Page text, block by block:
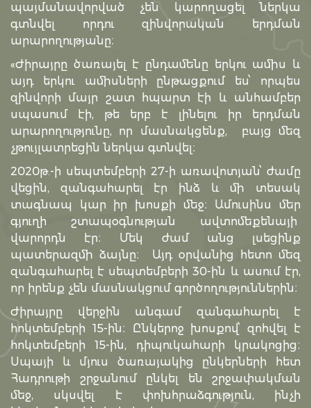
պայմանավորված չեն կարողացել ներկա
գտնվել որդու զինվորական երդման
արարողությանը։
«Ժիրայրը ծառայել է ընդամենը երկու ամիս և
այդ երկու ամիսների ընթացքում ես՝ որպես
զինվորի մայր շատ հպարտ էի և անհամբեր
սպասում էի, թե երբ է լինելու իր երդման
արարողությունը, որ մասնակցենք, բայց մեզ
չթույլատրեցին ներկա գտնվել։
2020թ.-ի սեպտեմբերի 27-ի առավոտյան՝ ժամը
վեցին, զանգահարել էր ինձ և մի տեսակ
տագնապ կար իր խոսքի մեջ։ Ամուսինս մեր
գյուղի շտապօգնության ավտոմեքենայի
վարորդն էր։ Մեկ ժամ անց լսեցինք
պատերազմի ձայնը։ Այդ օրվանից հետո մեզ
զանգահարել է սեպտեմբերի 30-ին և ասում էր,
որ իրենք չեն մասնակցում գործողություններին։
Ժիրայրը վերջին անգամ զանգահարել է
հոկտեմբերի 15-ին։ Ընկերոջ խոսքով՝ զոհվել է
հոկտեմբերի 15-ին, դիպուկահարի կրակոցից։
Սպայի և մյուս ծառայակից ընկերների հետ
Հադրութի շրջանում ընկել են շրջափակման
մեջ, սկսվել է փոխհրաձգություն, ինչի